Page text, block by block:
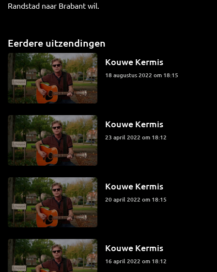
Randstad naar Brabant wil.
Eerdere uitzendingen
Kouwe Kermis
18 augustus 2022 om 18:15
Kouwe Kermis
23 april 2022 om 18:12
Kouwe Kermis
20 april 2022 om 18:15
Kouwe Kermis
16 april 2022 om 18:12